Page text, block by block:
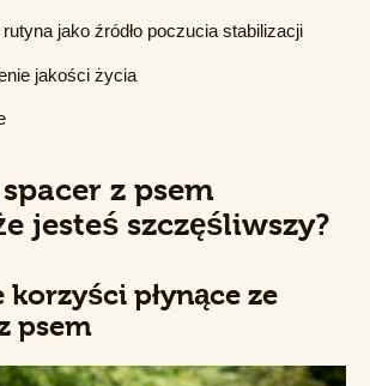
rutyna jako źródło poczucia stabilizacji
jakości życia
z psem
jesteś szczęśliwszy?
korzyści płynące ze
psem